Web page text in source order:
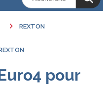
REXTON
pour